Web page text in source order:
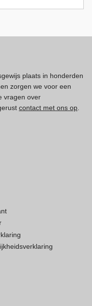
plaats in honderden
zorgen we voor een
vragen over
contact met ons op.